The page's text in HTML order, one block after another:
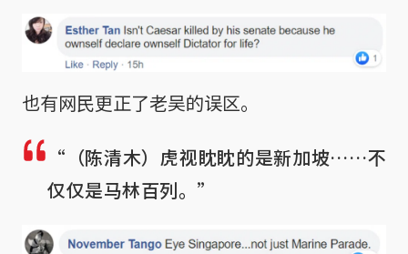
也有网民更正了老吴的误区。
“（陈清木）虎视眈眈的是新加坡……不
仅仅是马林百列。”